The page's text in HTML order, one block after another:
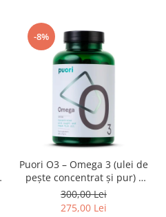
-8%
Puori O3 – Omega 3 (ulei de
pește concentrat și pur) -
180 capsule
300,00 Lei
275,00 Lei